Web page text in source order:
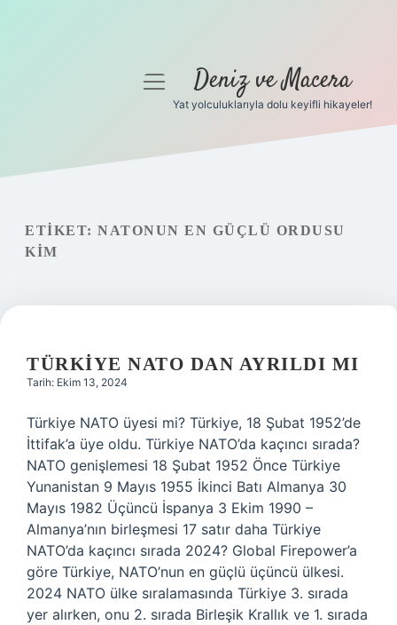
Gizlilik Politikası
Hakkımızda
menüyüDeniz ve Macera
Yat yolculuklarıyla dolu keyifli hikayeler!
ETIKET: NATONUN EN GÜÇLÜ ORDUSU
KIM
TÜRKIYE NATO DAN AYRILDI MI
Tarih: Ekim 13, 2024
Türkiye NATO üyesi mi? Türkiye, 18 Şubat 1952’de
İttifak’a üye oldu. Türkiye NATO’da kaçıncı sırada?
NATO genişlemesi 18 Şubat 1952 Önce Türkiye
Yunanistan 9 Mayıs 1955 İkinci Batı Almanya 30
Mayıs 1982 Üçüncü İspanya 3 Ekim 1990 –
Almanya’nın birleşmesi 17 satır daha Türkiye
NATO’da kaçıncı sırada 2024? Global Firepower’a
göre Türkiye, NATO’nun en güçlü üçüncü ülkesi.
2024 NATO ülke sıralamasında Türkiye 3. sırada
yer alırken, onu 2. sırada Birleşik Krallık ve 1. sırada